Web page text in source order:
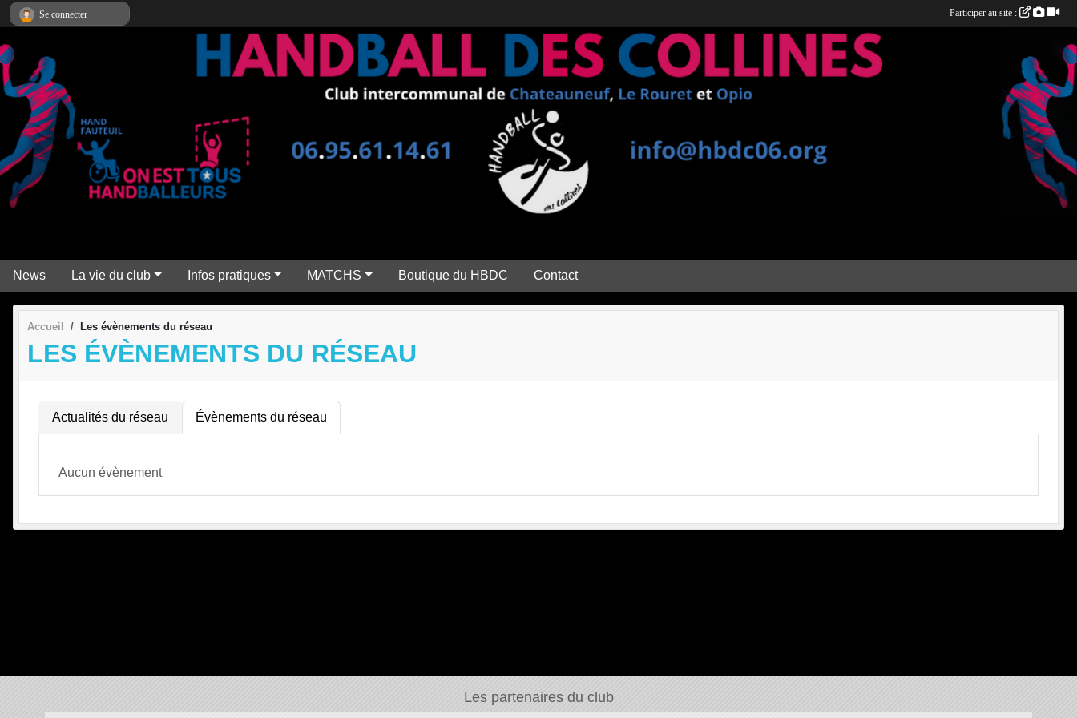
News La vie du club Infos pratiques MATCHS Boutique du HBDC Contact
Accueil Les évènements du réseau
LES ÉVÈNEMENTS DU RÉSEAU
Actualités du réseau Évènements du réseau
Aucun évènement
Les partenaires du club
Se connecter Participer au site :
Panneau de gestion des cookies